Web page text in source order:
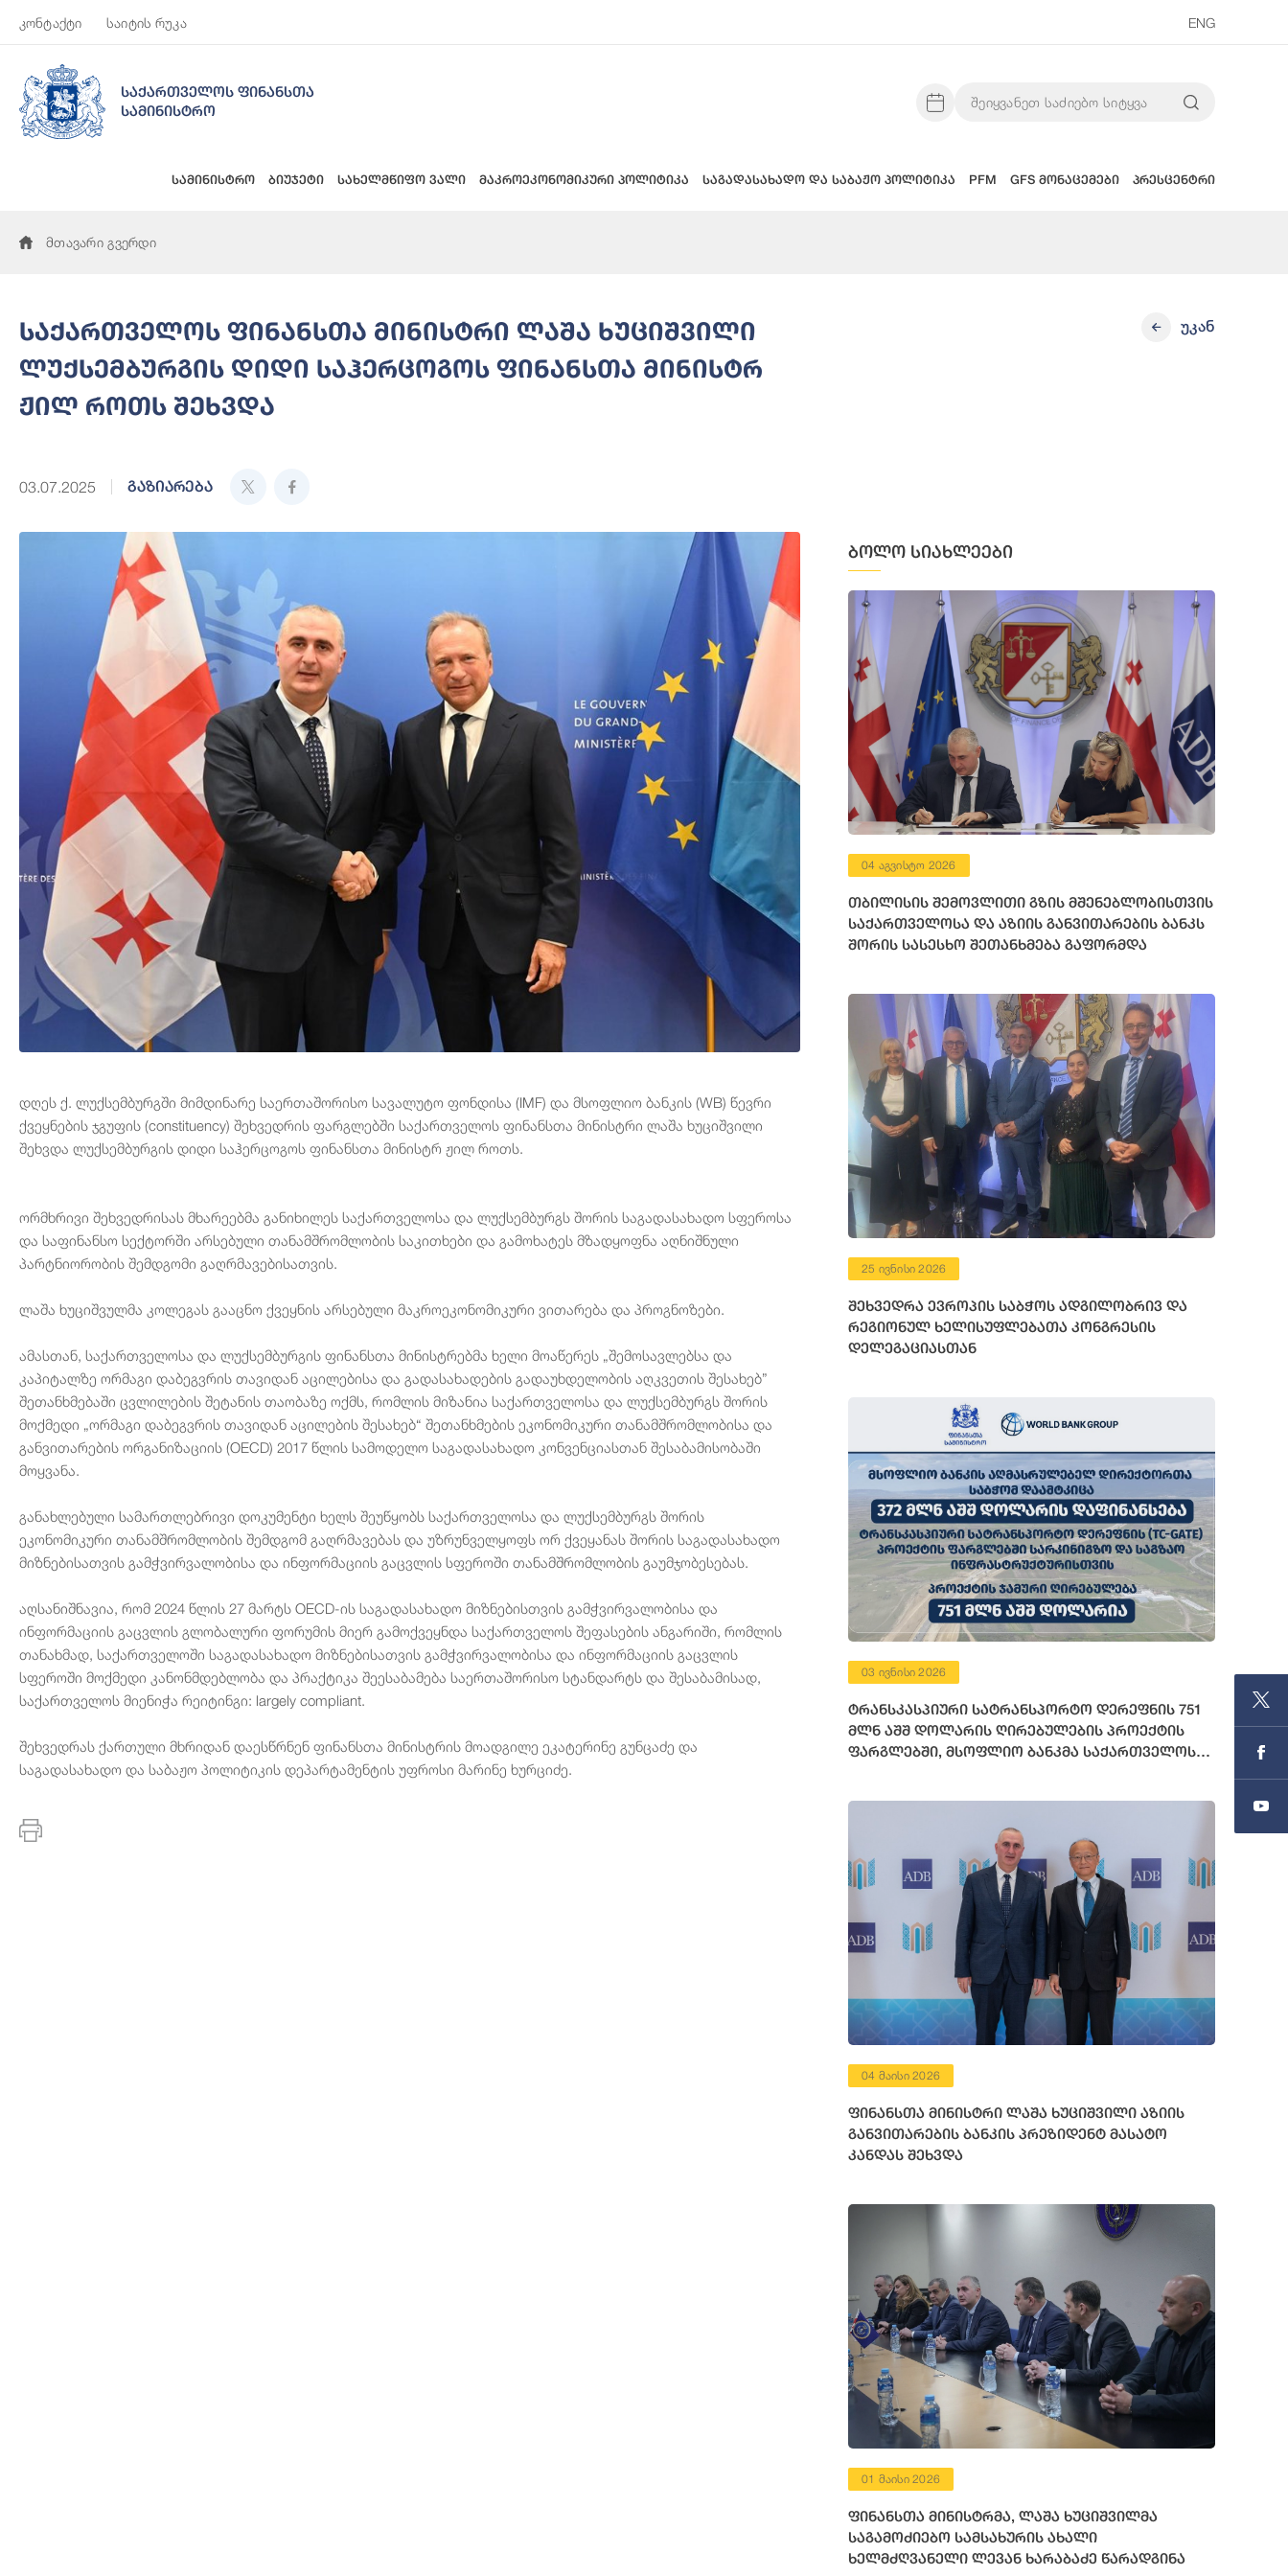
კონტაქტი საიტის რუკა ENG
საქართველოს ფინანსთა
სამინისტრო
სამინისტრო ბიუჯეტი სახელმწიფო ვალი მაკროეკონომიკური პოლიტიკა საგადასახადო და საბაჟო პოლიტიკა PFM GFS მონაცემები პრესცენტრი
მთავარი გვერდი
საქართველოს ფინანსთა მინისტრი ლაშა ხუციშვილი
ლუქსემბურგის დიდი საჰერცოგოს ფინანსთა მინისტრ
ჟილ როთს შეხვდა
03.07.2025 გაზიარება
უკან
დღეს ქ. ლუქსემბურგში მიმდინარე საერთაშორისო სავალუტო ფონდისა (IMF) და მსოფლიო ბანკის (WB) წევრი
ქვეყნების ჯგუფის (constituency) შეხვედრის ფარგლებში საქართველოს ფინანსთა მინისტრი ლაშა ხუციშვილი
შეხვდა ლუქსემბურგის დიდი საჰერცოგოს ფინანსთა მინისტრ ჟილ როთს.
ორმხრივი შეხვედრისას მხარეებმა განიხილეს საქართველოსა და ლუქსემბურგს შორის საგადასახადო სფეროსა
და საფინანსო სექტორში არსებული თანამშრომლობის საკითხები და გამოხატეს მზადყოფნა აღნიშნული
პარტნიორობის შემდგომი გაღრმავებისათვის.
ლაშა ხუციშვულმა კოლეგას გააცნო ქვეყნის არსებული მაკროეკონომიკური ვითარება და პროგნოზები.
ამასთან, საქართველოსა და ლუქსემბურგის ფინანსთა მინისტრებმა ხელი მოაწერეს „შემოსავლებსა და
კაპიტალზე ორმაგი დაბეგვრის თავიდან აცილებისა და გადასახადების გადაუხდელობის აღკვეთის შესახებ”
შეთანხმებაში ცვლილების შეტანის თაობაზე ოქმს, რომლის მიზანია საქართველოსა და ლუქსემბურგს შორის
მოქმედი „ორმაგი დაბეგვრის თავიდან აცილების შესახებ“ შეთანხმების ეკონომიკური თანამშრომლობისა და
განვითარების ორგანიზაციის (OECD) 2017 წლის სამოდელო საგადასახადო კონვენციასთან შესაბამისობაში
მოყვანა.
განახლებული სამართლებრივი დოკუმენტი ხელს შეუწყობს საქართველოსა და ლუქსემბურგს შორის
ეკონომიკური თანამშრომლობის შემდგომ გაღრმავებას და უზრუნველყოფს ორ ქვეყანას შორის საგადასახადო
მიზნებისათვის გამჭვირვალობისა და ინფორმაციის გაცვლის სფეროში თანამშრომლობის გაუმჯობესებას.
აღსანიშნავია, რომ 2024 წლის 27 მარტს OECD-ის საგადასახადო მიზნებისთვის გამჭვირვალობისა და
ინფორმაციის გაცვლის გლობალური ფორუმის მიერ გამოქვეყნდა საქართველოს შეფასების ანგარიში, რომლის
თანახმად, საქართველოში საგადასახადო მიზნებისათვის გამჭვირვალობისა და ინფორმაციის გაცვლის
სფეროში მოქმედი კანონმდებლობა და პრაქტიკა შეესაბამება საერთაშორისო სტანდარტს და შესაბამისად,
საქართველოს მიენიჭა რეიტინგი: largely compliant.
შეხვედრას ქართული მხრიდან დაესწრნენ ფინანსთა მინისტრის მოადგილე ეკატერინე გუნცაძე და
საგადასახადო და საბაჟო პოლიტიკის დეპარტამენტის უფროსი მარინე ხურციძე.
ბოლო სიახლეები
04 აგვისტო 2026
თბილისის შემოვლითი გზის მშენებლობისთვის
საქართველოსა და აზიის განვითარების ბანკს
შორის სასესხო შეთანხმება გაფორმდა
25 ივნისი 2026
შეხვედრა ევროპის საბჭოს ადგილობრივ და
რეგიონულ ხელისუფლებათა კონგრესის
დელეგაციასთან
03 ივნისი 2026
ტრანსკასპიური სატრანსპორტო დერეფნის 751
მლნ აშშ დოლარის ღირებულების პროექტის
ფარგლებში, მსოფლიო ბანკმა საქართველოს
04 მაისი 2026
ფინანსთა მინისტრი ლაშა ხუციშვილი აზიის
განვითარების ბანკის პრეზიდენტ მასატო
კანდას შეხვდა
01 მაისი 2026
ფინანსთა მინისტრმა, ლაშა ხუციშვილმა
საგამოძიებო სამსახურის ახალი
ხელმძღვანელი ლევან ხარაბაძე წარადგინა